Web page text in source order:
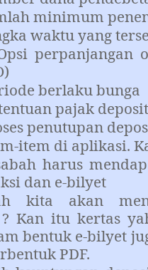
minimum
waktu yang
perpanjangan
berlaku bunga
pajak
penutupan
item di aplikasi.
harus
dan e-bilyet
kita akan
? Kan itu kertas
bentuk e-bilyet
PDF.